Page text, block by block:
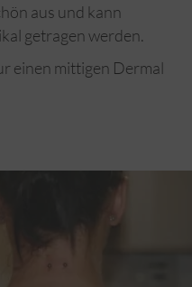
aus und kann
getragen werden.
einen mittigen Dermal